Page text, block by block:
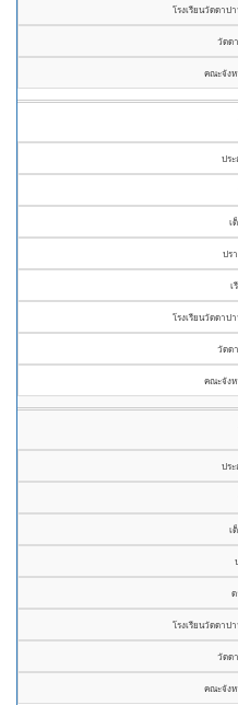
โรงเรียนวัดดาป
วัดด
คณะจัง
ปร
เ
ปร
เ
โรงเรียนวัดดาป
วัดด
คณะจัง
ปร
เ
โรงเรียนวัดดาป
วัดด
คณะจัง